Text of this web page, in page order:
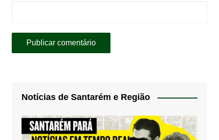
Notícias de Santarém e Região